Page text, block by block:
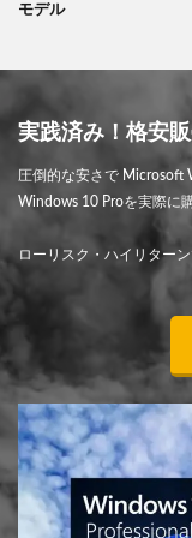
モデル
実践済み！格安
圧倒的な安さで Microsoft
Windows 10 Proを実際に
ローリスク・ハイリター